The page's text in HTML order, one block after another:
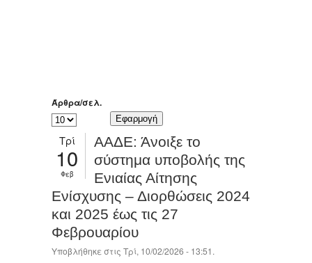
Άρθρα/σελ.
Τρί
10
Φεβ
ΑΑΔΕ: Άνοιξε το
σύστημα υποβολής της
Ενιαίας Αίτησης
Ενίσχυσης – Διορθώσεις 2024
και 2025 έως τις 27
Φεβρουαρίου
Υποβλήθηκε στις Τρί, 10/02/2026 - 13:51.